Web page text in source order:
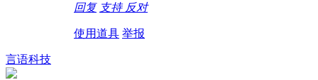
回复 支持 反对
使用道具 举报
言语科技